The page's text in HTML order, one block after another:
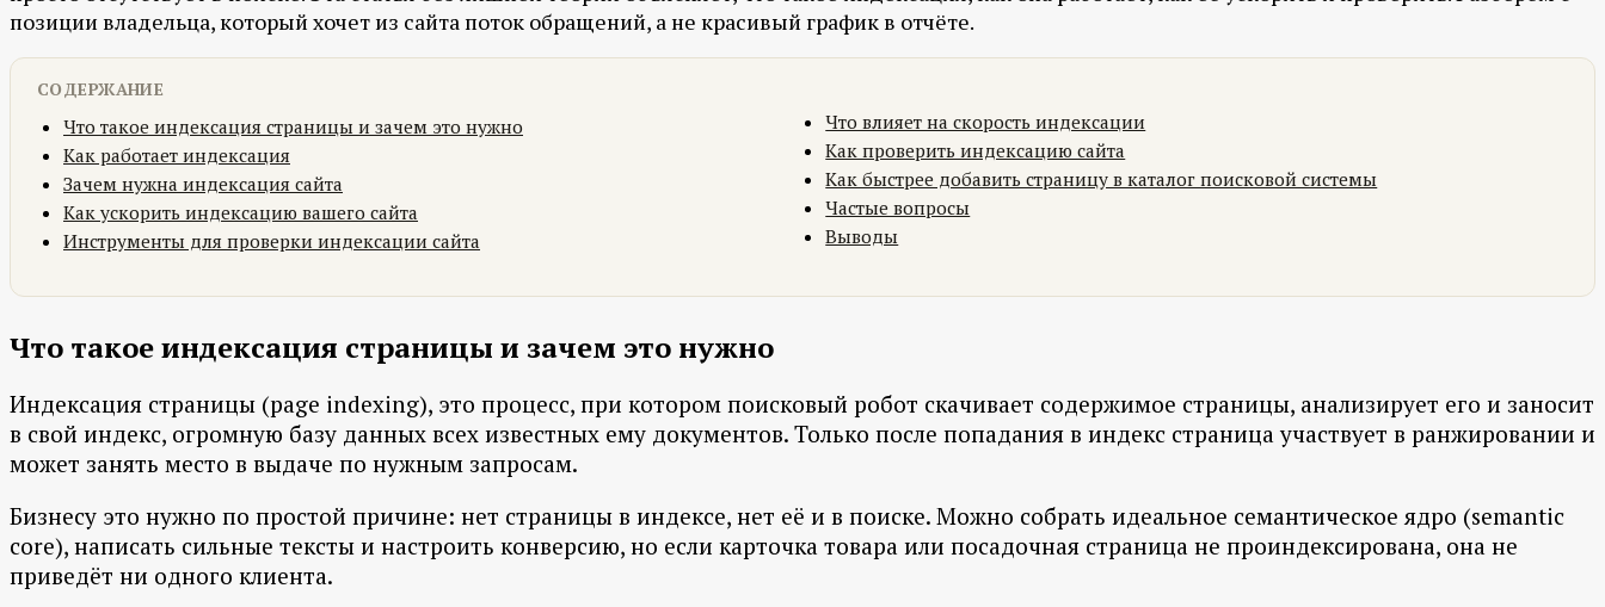
позиции владельца, который хочет из сайта поток обращений, а не красивый график в отчёте.
СОДЕРЖАНИЕ
Что такое индексация страницы и зачем это нужно
Как работает индексация
Зачем нужна индексация сайта
Как ускорить индексацию вашего сайта
Инструменты для проверки индексации сайта
Что влияет на скорость индексации
Как проверить индексацию сайта
Как быстрее добавить страницу в каталог поисковой системы
Частые вопросы
Выводы
Что такое индексация страницы и зачем это нужно
Индексация страницы (page indexing), это процесс, при котором поисковый робот скачивает содержимое страницы, анализирует его и заносит
в свой индекс, огромную базу данных всех известных ему документов. Только после попадания в индекс страница участвует в ранжировании и
может занять место в выдаче по нужным запросам.
Бизнесу это нужно по простой причине: нет страницы в индексе, нет её и в поиске. Можно собрать идеальное семантическое ядро (semantic
core), написать сильные тексты и настроить конверсию, но если карточка товара или посадочная страница не проиндексирована, она не
приведёт ни одного клиента.